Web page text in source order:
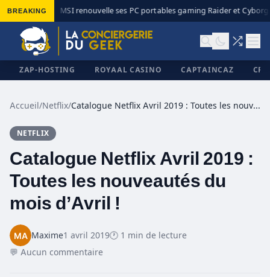
BREAKING MSI renouvelle ses PC portables gaming Raider et Cyborg
ZAP-HOSTING ROYAAL CASINO CAPTAINCAZ
Accueil/Netflix/ Catalogue Netflix Avril 2019 : Toutes les nouveautés du mois d’Avril !
NETFLIX
Catalogue Netflix Avril 2019 :
Toutes les nouveautés du
mois d’Avril !
Maxime1 avril 2019🕐 1 min de lecture
💬 Aucun commentaire